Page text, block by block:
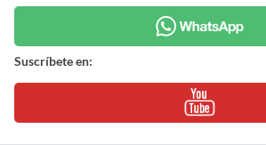
Suscríbete en: